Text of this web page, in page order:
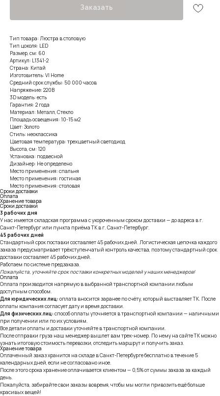
Заказать
Тип товара: Люстра в столовую
Тип цоколя: LED
Размер, см: 60
Артикул: L1341-2
Страна: Китай
Изготовитель: VI Home
Средний срок службы: 50 000 часов
Напряжение: 220В
3D модель: есть
Гарантия: 2 года
Материал: Металл, Стекло
Площадь освещения: 10-15 м2
Цвет: Золото
Стиль: неоклассика
Цветовая температура: трехцветный светодиод
Высота, см: 120
Установка: подвесной
Дизайнер: Не определено
Место применения: спальня
Место применения: гостиная
Место применения: столовая
Сроки доставки
Оплата
Хранение товара
Сроки доставки
3 рабочих дня
У нас имеется складская программа с укороченным сроком доставки — до адреса в г.
Санкт-Петербург или пункта приёма ТК в г. Санкт-Петербург.
45 рабочих дней
Стандартный срок поставки составляет 45 рабочих дней. Логистическая цепочка каждого
заказа предусматривает трёхступенчатый контроль качества, поэтому стандартный срок
доставки составляет 45 рабочих дней.
Работаем по системе предзаказа.
Пожалуйста, уточняйте срок поставки конкретных моделей у наших менеджеров!
Оплата
Оплата производится напрямую в выбранной транспортной компании любым
доступным способом.
Для юридических лиц: оплата вносится заранее по счёту, который выставляет ТК. После
оплаты компания согласует дату и время доставки.
Для физических лиц: способ оплаты уточняется в транспортной компании — наличными
при получении или по их условиям.
Все детали оплаты и доставки уточняйте в транспортной компании.
После отправки груза наш менеджер вышлет вам трек-номер. По нему на сайте ТК можно
узнать итоговую стоимость перевозки, отследить маршрут и получить заказ.
Хранение товара
Оплаченный заказ хранится на складе в Санкт-Петербурге бесплатно в течение 5
календарных дней, если не согласовано иное.
После этого срока хранение оплачивается клиентом — 0,5% от суммы заказа за каждый
день.
Пожалуйста, забирайте свои заказы вовремя, чтобы мы могли привозить ещё больше
красивых вещей!